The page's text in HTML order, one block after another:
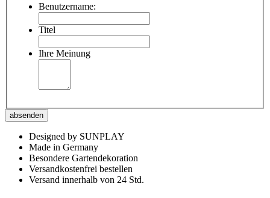
Benutzername:
Titel
Ihre Meinung
absenden
Designed by SUNPLAY
Made in Germany
Besondere Gartendekoration
Versandkostenfrei bestellen
Versand innerhalb von 24 Std.